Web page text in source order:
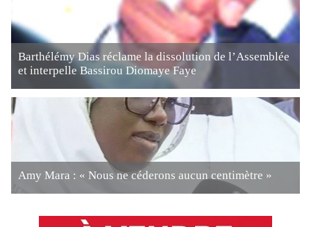
Barthélémy Dias réclame la dissolution de l’Assemblée
et interpelle Bassirou Diomaye Faye
Amy Mara : « Nous ne céderons aucun centimètre »